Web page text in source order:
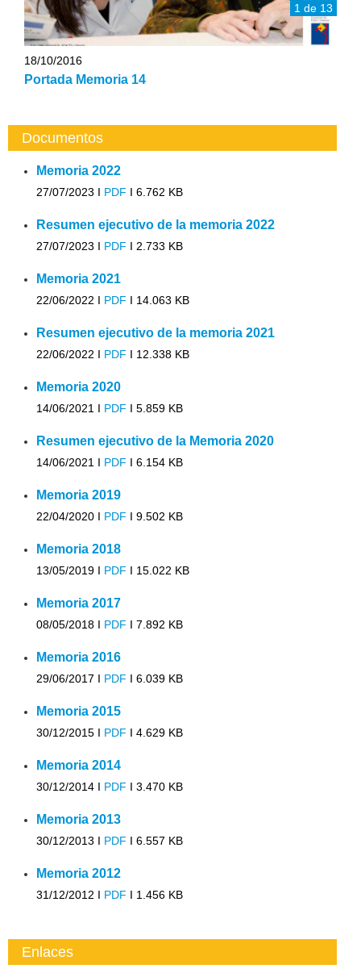
1 de 13
18/10/2016
Portada Memoria 14
Documentos
Memoria 2022
27/07/2023 I PDF I 6.762 KB
Resumen ejecutivo de la memoria 2022
27/07/2023 I PDF I 2.733 KB
Memoria 2021
22/06/2022 I PDF I 14.063 KB
Resumen ejecutivo de la memoria 2021
22/06/2022 I PDF I 12.338 KB
Memoria 2020
14/06/2021 I PDF I 5.859 KB
Resumen ejecutivo de la Memoria 2020
14/06/2021 I PDF I 6.154 KB
Memoria 2019
22/04/2020 I PDF I 9.502 KB
Memoria 2018
13/05/2019 I PDF I 15.022 KB
Memoria 2017
08/05/2018 I PDF I 7.892 KB
Memoria 2016
29/06/2017 I PDF I 6.039 KB
Memoria 2015
30/12/2015 I PDF I 4.629 KB
Memoria 2014
30/12/2014 I PDF I 3.470 KB
Memoria 2013
30/12/2013 I PDF I 6.557 KB
Memoria 2012
31/12/2012 I PDF I 1.456 KB
Enlaces